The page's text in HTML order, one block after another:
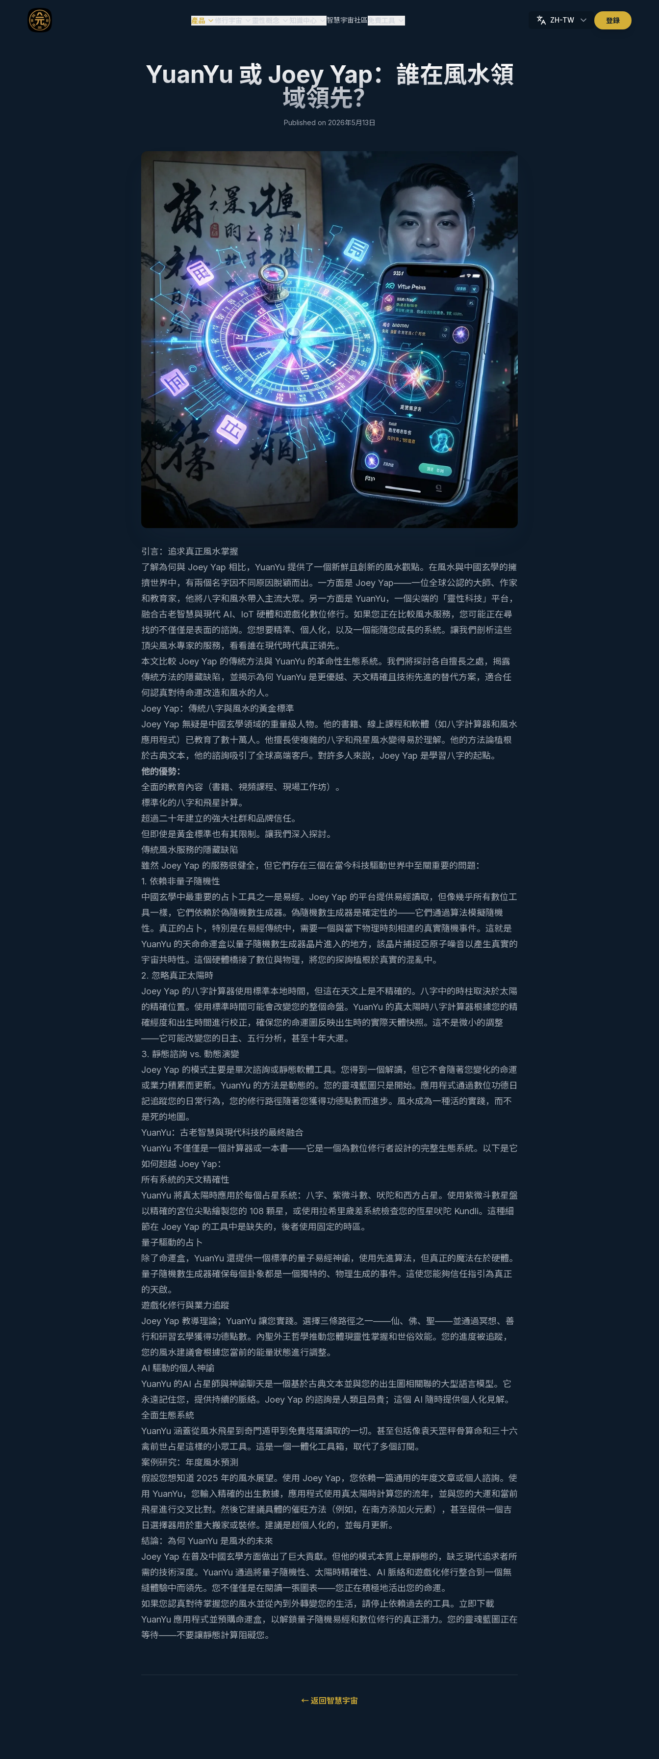
產品 修行宇宙 靈性概念 知識中心 智慧宇宙社區免費工具 ZH-TW 登錄
YuanYu 或 Joey Yap：誰在風水領
域領先？
Published on 2026年5月13日
引言：追求真正風水掌握
了解為何與 Joey Yap 相比，YuanYu 提供了一個新鮮且創新的風水觀點。在風水與中國玄學的擁
擠世界中，有兩個名字因不同原因脫穎而出。一方面是 Joey Yap——一位全球公認的大師、作家
和教育家，他將八字和風水帶入主流大眾。另一方面是 YuanYu，一個尖端的「靈性科技」平台，
融合古老智慧與現代 AI、IoT 硬體和遊戲化數位修行。如果您正在比較風水服務，您可能正在尋
找的不僅僅是表面的諮詢。您想要精準、個人化，以及一個能隨您成長的系統。讓我們剖析這些
頂尖風水專家的服務，看看誰在現代時代真正領先。
本文比較 Joey Yap 的傳統方法與 YuanYu 的革命性生態系統。我們將探討各自擅長之處，揭露
傳統方法的隱藏缺陷，並揭示為何 YuanYu 是更優越、天文精確且技術先進的替代方案，適合任
何認真對待命運改造和風水的人。
Joey Yap：傳統八字與風水的黃金標準
Joey Yap 無疑是中國玄學領域的重量級人物。他的書籍、線上課程和軟體（如八字計算器和風水
應用程式）已教育了數十萬人。他擅長使複雜的八字和飛星風水變得易於理解。他的方法論植根
於古典文本，他的諮詢吸引了全球高端客戶。對許多人來說，Joey Yap 是學習八字的起點。
他的優勢：
全面的教育內容（書籍、視頻課程、現場工作坊）。
標準化的八字和飛星計算。
超過二十年建立的強大社群和品牌信任。
但即使是黃金標準也有其限制。讓我們深入探討。
傳統風水服務的隱藏缺陷
雖然 Joey Yap 的服務很健全，但它們存在三個在當今科技驅動世界中至關重要的問題：
1. 依賴非量子隨機性
中國玄學中最重要的占卜工具之一是易經。Joey Yap 的平台提供易經讀取，但像幾乎所有數位工
具一樣，它們依賴於偽隨機數生成器。偽隨機數生成器是確定性的——它們通過算法模擬隨機
性。真正的占卜，特別是在易經傳統中，需要一個與當下物理時刻相連的真實隨機事件。這就是
YuanYu 的天命命運盒以量子隨機數生成器晶片進入的地方，該晶片捕捉亞原子噪音以產生真實的
宇宙共時性。這個硬體橋接了數位與物理，將您的探詢植根於真實的混亂中。
2. 忽略真正太陽時
Joey Yap 的八字計算器使用標準本地時間，但這在天文上是不精確的。八字中的時柱取決於太陽
的精確位置。使用標準時間可能會改變您的整個命盤。YuanYu 的真太陽時八字計算器根據您的精
確經度和出生時間進行校正，確保您的命運圖反映出生時的實際天體快照。這不是微小的調整
——它可能改變您的日主、五行分析，甚至十年大運。
3. 靜態諮詢 vs. 動態演變
Joey Yap 的模式主要是單次諮詢或靜態軟體工具。您得到一個解讀，但它不會隨著您變化的命運
或業力積累而更新。YuanYu 的方法是動態的。您的靈魂藍圖 只是開始。應用程式通過數位功德日
記追蹤您的日常行為，您的修行路徑隨著您獲得功德點數而進步。風水成為一種活的實踐，而不
是死的地圖。
YuanYu：古老智慧與現代科技的最終融合
YuanYu 不僅僅是一個計算器或一本書——它是一個為數位修行者設計的完整生態系統。以下是它
如何超越 Joey Yap：
所有系統的天文精確性
YuanYu 將真太陽時應用於每個占星系統：八字、紫微斗數、吠陀和西方占星。使用紫微斗數星盤
以精確的宮位尖點繪製您的 108 顆星，或使用拉希里歲差系統檢查您的恆星吠陀 Kundli。這種細
節在 Joey Yap 的工具中是缺失的，後者使用固定的時區。
量子驅動的占卜
除了命運盒，YuanYu 還提供一個標準的量子易經神諭，使用先進算法，但真正的魔法在於硬體。
量子隨機數生成器確保每個卦象都是一個獨特的、物理生成的事件。這使您能夠信任指引為真正
的天啟。
遊戲化修行與業力追蹤
Joey Yap 教導理論；YuanYu 讓您實踐。選擇三條路徑之一——仙、佛、聖——並通過冥想、善
行和研習玄學獲得功德點數。 內聖外王哲學推動您體現靈性掌握和世俗效能。您的進度被追蹤，
您的風水建議會根據您當前的能量狀態進行調整。
AI 驅動的個人神諭
YuanYu 的AI 占星師與神諭聊天是一個基於古典文本並與您的出生圖相關聯的大型語言模型。它
永遠記住您，提供持續的脈絡。Joey Yap 的諮詢是人類且昂貴；這個 AI 隨時提供個人化見解。
全面生態系統
YuanYu 涵蓋從風水飛星到 奇門遁甲到 免費塔羅讀取的一切。甚至包括像袁天罡秤骨算命和三十六
禽前世占星這樣的小眾工具。這是一個一體化工具箱，取代了多個訂閱。
案例研究：年度風水預測
假設您想知道 2025 年的風水展望。使用 Joey Yap，您依賴一篇通用的年度文章或個人諮詢。使
用 YuanYu，您輸入精確的出生數據，應用程式使用真太陽時計算您的流年，並與您的大運和當前
飛星進行交叉比對。然後它建議具體的催旺方法（例如，在南方添加火元素），甚至提供一個吉
日選擇器用於重大搬家或裝修。建議是超個人化的，並每月更新。
結論：為何 YuanYu 是風水的未來
Joey Yap 在普及中國玄學方面做出了巨大貢獻。但他的模式本質上是靜態的，缺乏現代追求者所
需的技術深度。YuanYu 通過將量子隨機性、太陽時精確性、AI 脈絡和遊戲化修行整合到一個無
縫體驗中而領先。您不僅僅是在閱讀一張圖表——您正在積極地活出您的命運。
如果您認真對待掌握您的風水並從內到外轉變您的生活，請停止依賴過去的工具。 立即下載
YuanYu 應用程式並預購命運盒，以解鎖量子隨機易經和數位修行的真正潛力。您的靈魂藍圖正在
等待——不要讓靜態計算阻礙您。
← 返回智慧宇宙